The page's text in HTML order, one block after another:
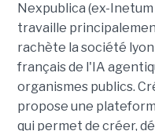
Nexpublica (ex-
travaille
rachète la société
français de l'IA
organismes publics.
propose une
qui permet de créer,